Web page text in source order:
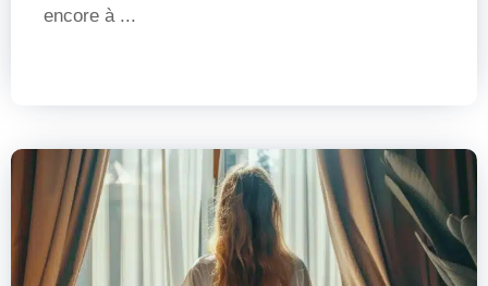
encore à ...